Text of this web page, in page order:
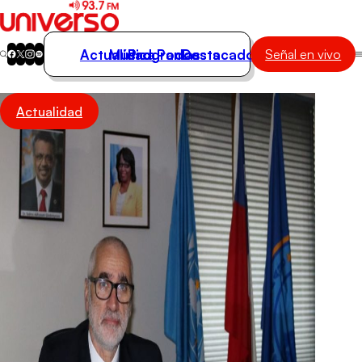
Actualidad
Música
Programas
Podcasts
Destacados
Actualidad
Música
Programas
Podcasts
Destacados Señal en vivo
Actualidad